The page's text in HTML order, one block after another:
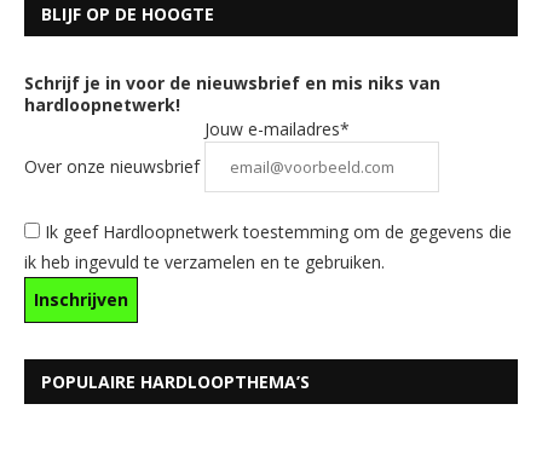
BLIJF OP DE HOOGTE
Schrijf je in voor de nieuwsbrief en mis niks van
hardloopnetwerk!
Over onze nieuwsbrief
Jouw e-mailadres*
Ik geef Hardloopnetwerk toestemming om de gegevens die
ik heb ingevuld te verzamelen en te gebruiken.
POPULAIRE HARDLOOPTHEMA’S